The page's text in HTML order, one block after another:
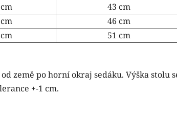
43 cm
46 cm
51 cm
země po horní okraj sedáku. Výška stolu
+-1 cm.